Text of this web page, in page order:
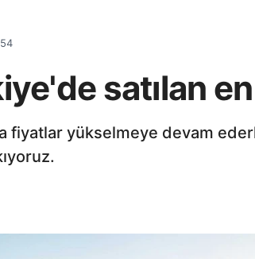
satılan
fiyatlar yükselmeye devam